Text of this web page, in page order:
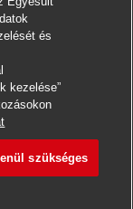
理/B2B销售代表-
és
kezelése”
szükséges